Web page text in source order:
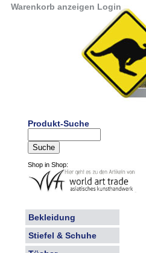
Bekleidung
Stiefel & Schuhe
Produkt-Suche
Shop in Shop:
Warenkorb anzeigen Login